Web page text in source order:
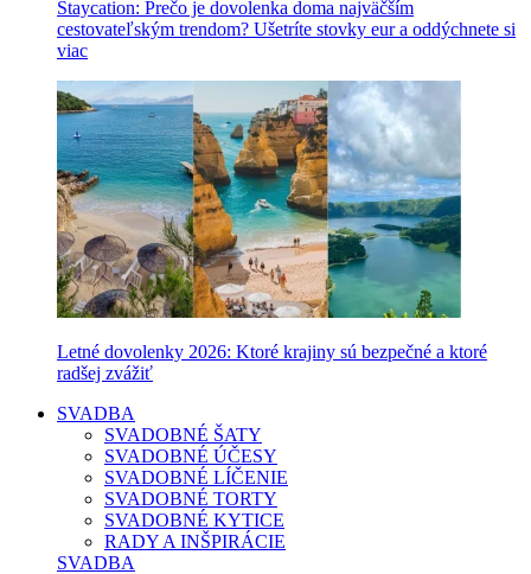
Staycation: Prečo je dovolenka doma najväčším
cestovateľským trendom? Ušetríte stovky eur a oddýchnete si
viac
Letné dovolenky 2026: Ktoré krajiny sú bezpečné a ktoré
radšej zvážiť
SVADBA
SVADOBNÉ ŠATY
SVADOBNÉ ÚČESY
SVADOBNÉ LÍČENIE
SVADOBNÉ TORTY
SVADOBNÉ KYTICE
RADY A INŠPIRÁCIE
SVADBA